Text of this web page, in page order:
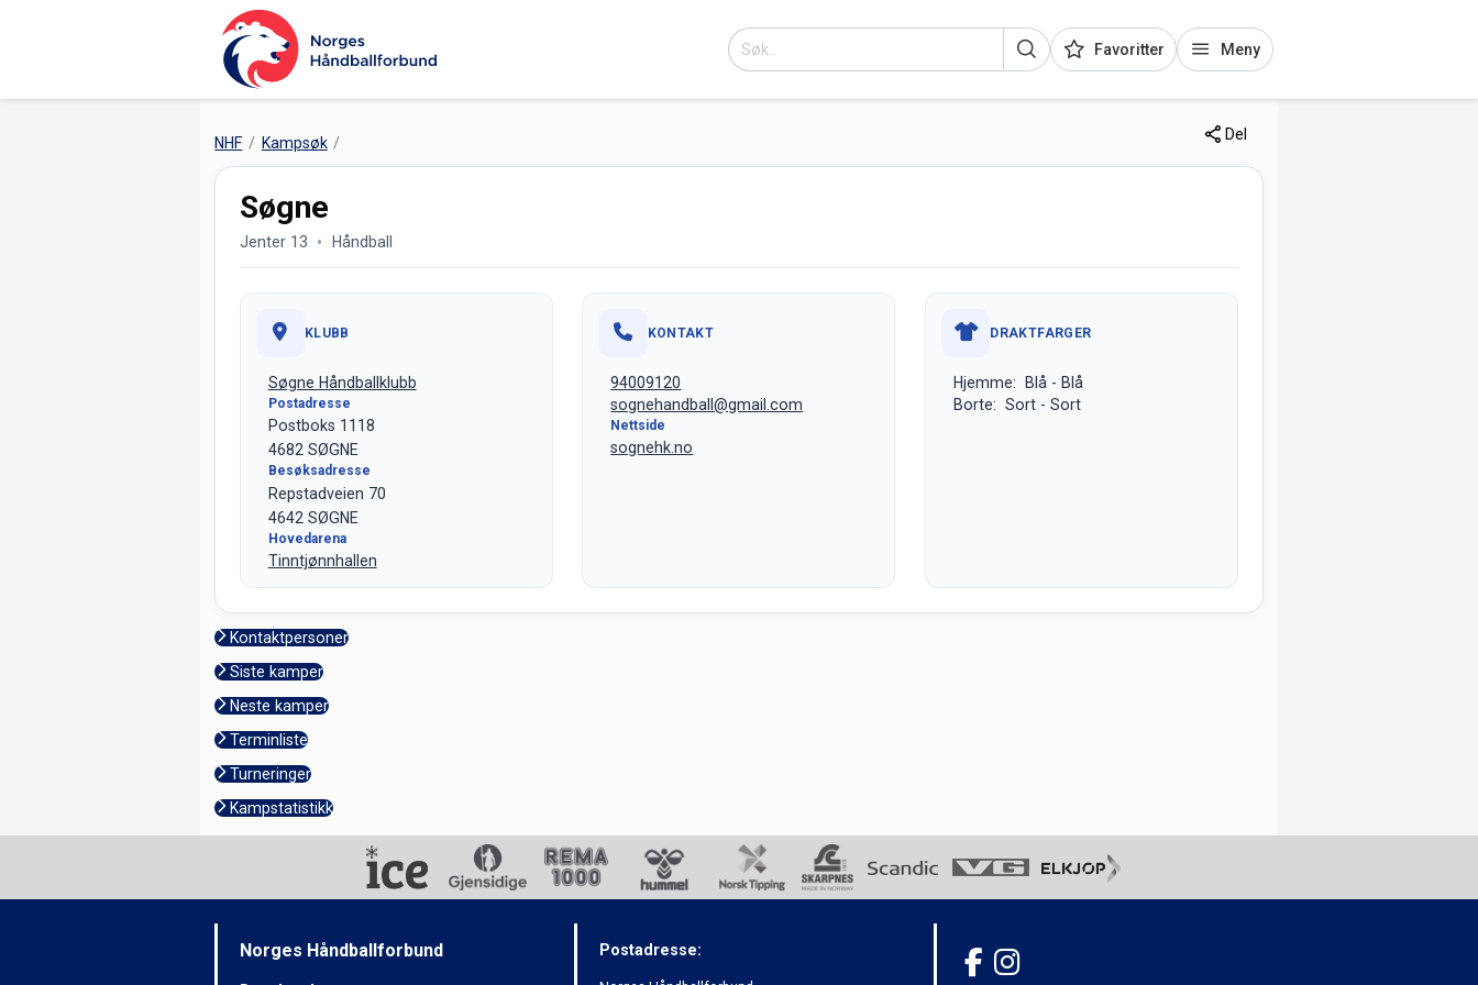
Favoritter Meny
NHF Kampsøk Del
Søgne
Jenter 13 Håndball
KLUBB
Søgne Håndballklubb
Postadresse
Postboks 1118
4682 SØGNE
Besøksadresse
Repstadveien 70
4642 SØGNE
Hovedarena
Tinntjønnhallen
KONTAKT
94009120
sognehandball@gmail.com
Nettside
sognehk.no
DRAKTFARGER
Hjemme: Blå - Blå
Borte: Sort - Sort
Kontaktpersoner
Siste kamper
Neste kamper
Terminliste
Turneringer
Kampstatistikk
Norges Håndballforbund Postadresse: